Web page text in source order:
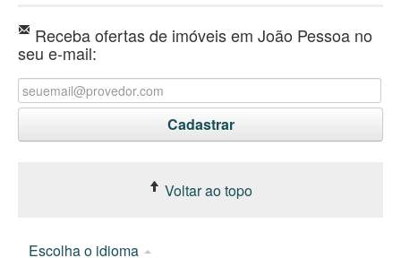
Receba ofertas de imóveis em João Pessoa no
seu e-mail:
Voltar ao topo
Escolha o idioma